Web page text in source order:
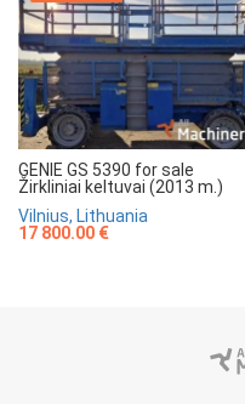
GENIE GS 5390 for sale
Žirkliniai keltuvai (2013 m.)
Vilnius, Lithuania
17 800.00 €